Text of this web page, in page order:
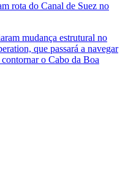
rota do Canal de Suez no
mudança estrutural no
que passará a navegar
o Cabo da Boa